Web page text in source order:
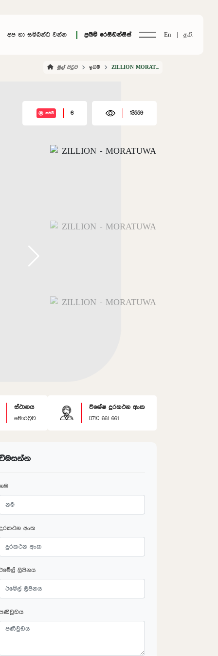
අප හා සම්බන්ධ වන්න ප්‍රයිම් රෙසිඩන්සීස් En | தமி
මුල් පිටුව ඉඩම් ZILLION MORATUWA
සජීවී 6 13559
ස්ථානය
මොරටුව
විශේෂ දුරකථන අංක
0710 661 661
අංක
ලිපිනය